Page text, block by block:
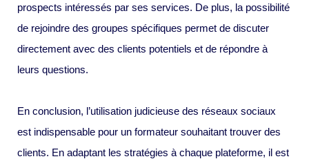
prospects intéressés par ses services. De plus, la possibilité
de rejoindre des groupes spécifiques permet de discuter
directement avec des clients potentiels et de répondre à
leurs questions.
En conclusion, l’utilisation judicieuse des réseaux sociaux
est indispensable pour un formateur souhaitant trouver des
clients. En adaptant les stratégies à chaque plateforme, il est